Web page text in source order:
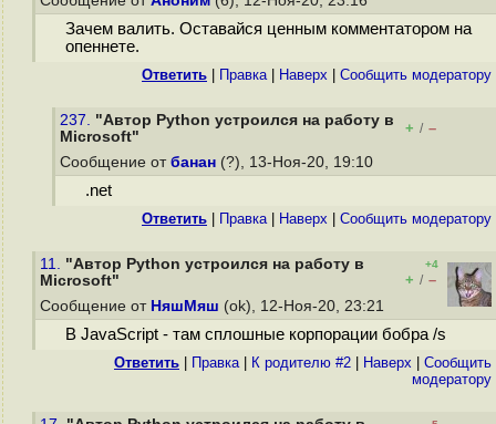
Зачем валить. Оставайся ценным комментатором на
опеннете.
Ответить Правка| Наверх Cообщить модератору
237. "Автор Python устроился на работу в
Microsoft"
+ / –
Сообщение от банан (?), 13-Ноя-20, 19:10
.net
Ответить Правка| Наверх Cообщить модератору
11. "Автор Python устроился на работу в
Microsoft"
+4
+ / –
Сообщение от НяшМяш (ok), 12-Ноя-20, 23:21
В JavaScript - там сплошные корпорации бобра /s
Ответить Правка| К родителю #2 Наверх
Cообщить
модератору